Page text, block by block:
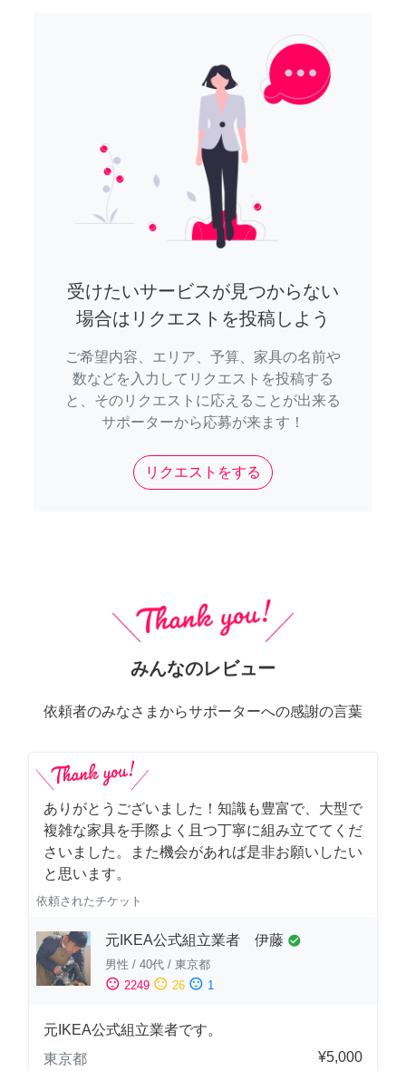
受けたいサービスが見つからない
場合はリクエストを投稿しよう
ご希望内容、エリア、予算、家具の名前や
数などを入力してリクエストを投稿する
と、そのリクエストに応えることが出来る
サポーターから応募が来ます！
リクエストをする
みんなのレビュー
依頼者のみなさまからサポーターへの感謝の言葉
ありがとうございました！知識も豊富で、大型で
複雑な家具を手際よく且つ丁寧に組み立ててくだ
さいました。また機会があれば是非お願いしたい
と思います。
依頼されたチケット
元IKEA公式組立業者 伊藤 check_circle
男性 / 40代 / 東京都
sentiment_satisfied 2249 sentiment_neutral 26 sentiment_dissatisfied 1
元IKEA公式組立業者です。
東京都
¥5,000